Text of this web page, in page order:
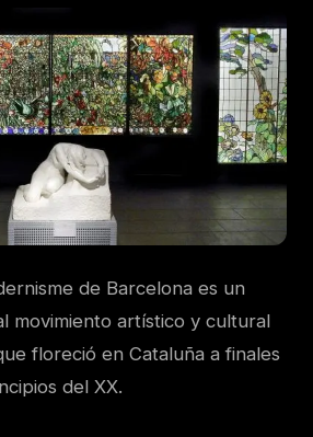
de Barcelona es un
movimiento artístico y cultural
floreció en Cataluña a finales
del XX.